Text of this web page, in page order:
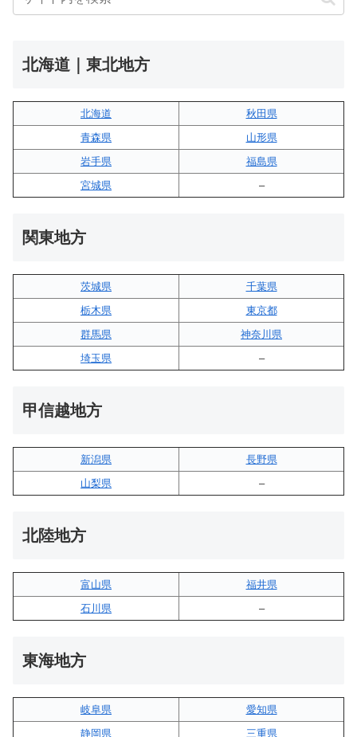
北海道｜東北地方
北海道
秋田県
青森県
山形県
岩手県
福島県
宮城県
–
関東地方
茨城県
千葉県
栃木県
東京都
群馬県
神奈川県
埼玉県
–
甲信越地方
新潟県
長野県
山梨県
–
北陸地方
富山県
福井県
石川県
–
東海地方
岐阜県
愛知県
静岡県
三重県